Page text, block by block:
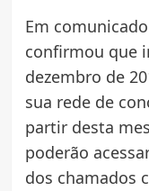
Em
confirmou que
dezembro de
sua rede de
partir desta
poderão
dos chamados